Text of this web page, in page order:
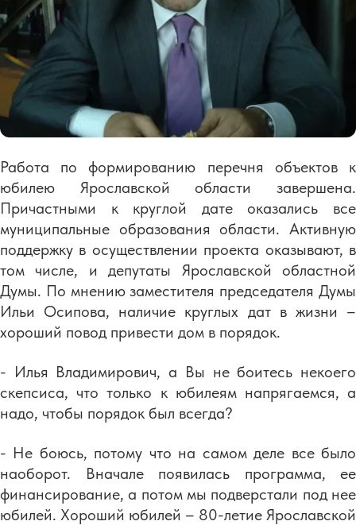
Работа по формированию перечня объектов к
юбилею Ярославской области завершена.
Причастными к круглой дате оказались все
муниципальные образования области. Активную
поддержку в осуществлении проекта оказывают, в
том числе, и депутаты Ярославской областной
Думы. По мнению заместителя председателя Думы
Ильи Осипова, наличие круглых дат в жизни –
хороший повод привести дом в порядок.
- Илья Владимирович, а Вы не боитесь некоего
скепсиса, что только к юбилеям напрягаемся, а
надо, чтобы порядок был всегда?
- Не боюсь, потому что на самом деле все было
наоборот. Вначале появилась программа, ее
финансирование, а потом мы подверстали под нее
юбилей. Хороший юбилей – 80-летие Ярославской